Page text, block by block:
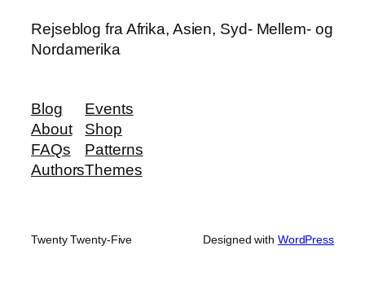
Rejseblog fra Afrika, Asien, Syd- Mellem- og
Nordamerika
Blog
About
FAQs
Authors
Events
Shop
Patterns
Themes
Twenty Twenty-Five Designed with WordPress